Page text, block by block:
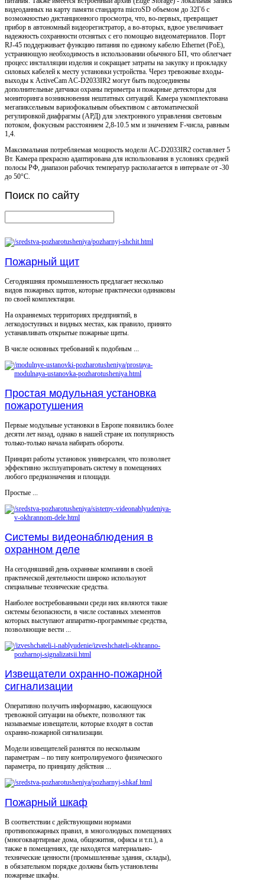
видеоданных на карту памяти стандарта microSD объемом до 32Гб с
возможностью дистанционного просмотра, что, во-первых, превращает
прибор в автономный видеорегистратор, а во-вторых, вдвое увеличивает
надежность сохранности отснятых с его помощью видеоматериалов. Порт
RJ-45 поддерживает функцию питания по единому кабелю Ethernet (PoE),
устраняющую необходимость в использовании обычного БП, что облегчает
процесс инсталляции изделия и сокращает затраты на закупку и прокладку
силовых кабелей к месту установки устройства. Через тревожные входы-
выходы к ActiveCam AC-D2033IR2 могут быть подсоединены
дополнительные датчики охраны периметра и пожарные детекторы для
мониторинга возникновения нештатных ситуаций. Камера укомплектована
мегапиксельным вариофокальным объективом с автоматической
регулировкой диафрагмы (АРД) для электронного управления световым
потоком, фокусным расстоянием 2,8-10.5 мм и значением F-числа, равным
1,4.
Максимальная потребляемая мощность модели AC-D2033IR2 составляет 5
Вт. Камера прекрасно адаптирована для использования в условиях средней
полосы РФ, диапазон рабочих температур располагается в интервале от -30
до 50°C.
Поиск по сайту
Пожарный щит
Сегодняшняя промышленность предлагает несколько
видов пожарных щитов, которые практически одинаковы
по своей комплектации.
На охраняемых территориях предприятий, в
легкодоступных и видных местах, как правило, принято
устанавливать открытые пожарные щиты.
В числе основных требований к подобным ...
Простая модульная установка
пожаротушения
Первые модульные установки в Европе появились более
десяти лет назад, однако в нашей стране их популярность
только-только начала набирать обороты.
Принцип работы установок универсален, что позволяет
эффективно эксплуатировать систему в помещениях
любого предназначения и площади.
Простые ...
Системы видеонаблюдения в
охранном деле
На сегодняшний день охранные компании в своей
практической деятельности широко используют
специальные технические средства.
Наиболее востребованными среди них являются такие
системы безопасности, в числе составных элементов
которых выступают аппаратно-программные средства,
позволяющие вести ...
Извещатели охранно-пожарной
сигнализации
Оперативно получить информацию, касающуюся
тревожной ситуации на объекте, позволяют так
называемые извещатели, которые входят в состав
охранно-пожарной сигнализации.
Модели извещателей разнятся по нескольким
параметрам – по типу контролируемого физического
параметра, по принципу действия ...
Пожарный шкаф
В соответствии с действующими нормами
противопожарных правил, в многолюдных помещениях
(многоквартирные дома, общежития, офисы и т.п.), а
также в помещениях, где находятся материально-
технические ценности (промышленные здания, склады),
в обязательном порядке должны быть установлены
пожарные шкафы.